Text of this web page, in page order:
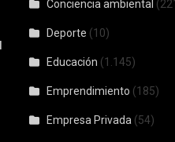
Conciencia ambiental
Deporte (10)
Educación (1.145)
Emprendimiento (185)
Empresa Privada (54)